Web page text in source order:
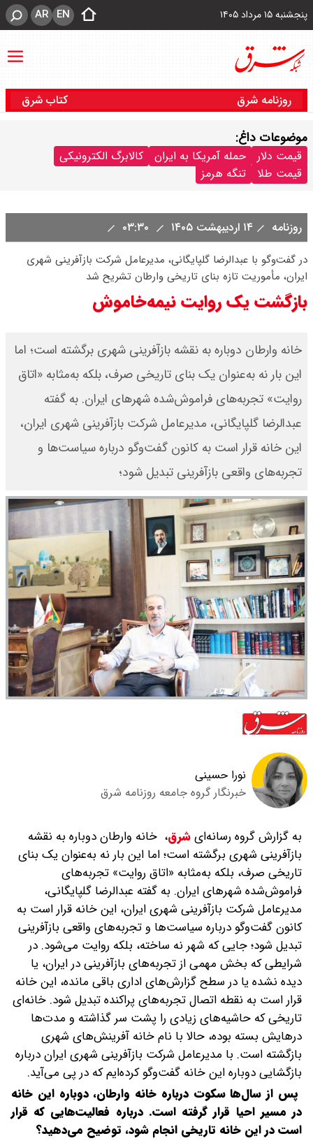
پنجشنبه ۱۵ مرداد ۱۴۰۵ EN
AR
روزنامه شرق کتاب شرق
موضوعات داغ:
قیمت دلار حمله آمریکا به ایران
کالابرگ الکترونیکی
قیمت طلا
تنگه هرمز
روزنامه ۱۴ اردیبهشت ۱۴۰۵
در گفت‌وگو با عبدالرضا گلپایگانی، مدیرعامل شرکت بازآفرینی شهری
ایران، مأموریت تازه بنای تاریخی وارطان تشریح شد
بازگشت یک روایت نیمه‌خاموش
خانه وارطان دوباره به نقشه بازآفرینی شهری برگشته است؛ اما
این‌ بار نه به‌عنوان یک بنای تاریخی صرف، بلکه به‌مثابه «اتاق
روایت» تجربه‌های فراموش‌شده شهرهای ایران. به گفته
عبدالرضا گلپایگانی، مدیرعامل شرکت بازآفرینی شهری ایران،
این خانه قرار است به کانون گفت‌وگو درباره سیاست‌ها و
تجربه‌های واقعی بازآفرینی تبدیل شود؛
نورا حسینی
خبرنگار گروه جامعه روزنامه شرق
به گزارش گروه رسانه‌ایشرق، خانه وارطان دوباره به نقشه
بازآفرینی شهری برگشته است؛ اما این‌ بار نه به‌عنوان یک بنای
تاریخی صرف، بلکه به‌مثابه «اتاق روایت» تجربه‌های
فراموش‌شده شهرهای ایران. به گفته عبدالرضا گلپایگانی،
مدیرعامل شرکت بازآفرینی شهری ایران، این خانه قرار است به
کانون گفت‌وگو درباره سیاست‌ها و تجربه‌های واقعی بازآفرینی
تبدیل شود؛ جایی که شهر نه ساخته‌، بلکه روایت می‌شود. در
شرایطی که بخش مهمی از تجربه‌های بازآفرینی در ایران، یا
دیده نشده یا در سطح گزارش‌های اداری باقی مانده، این خانه
قرار است به نقطه اتصال تجربه‌های پراکنده تبدیل شود. خانه‌ای
تاریخی که حاشیه‌های زیادی را پشت سر گذاشته و مدت‌ها
درهایش بسته بوده، حالا با نام خانه آفرینش‌های شهری
بازگشته است‌. با مدیرعامل شرکت بازآفرینی شهری ایران درباره
بازگشایی دوباره این خانه گفت‌وگو کرده‌ایم که در پی می‌آید.
پس از سال‌ها سکوت‌ درباره خانه وارطان، دوباره این خانه
در مسیر احیا قرار گرفته است. درباره فعالیت‌هایی که قرار
است در این خانه تاریخی انجام شود، توضیح می‌دهید؟